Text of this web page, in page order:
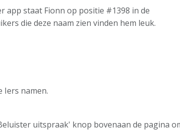
app staat Fionn op positie #1398 in de
die deze naam zien vinden hem leuk.
Iers namen.
uitspraak' knop bovenaan de pagina